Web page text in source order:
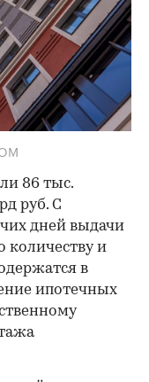
86 тыс.
руб. С
дней выдачи
количеству и
в
ипотечных